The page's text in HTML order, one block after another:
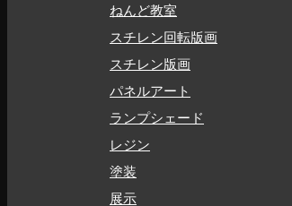
ねんど教室
スチレン回転版画
スチレン版画
パネルアート
ランプシェード
レジン
塗装
展示